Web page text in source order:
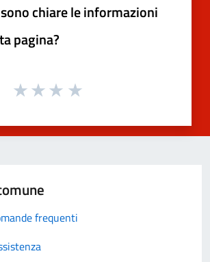
chiare le informazioni
pagina?
frequenti